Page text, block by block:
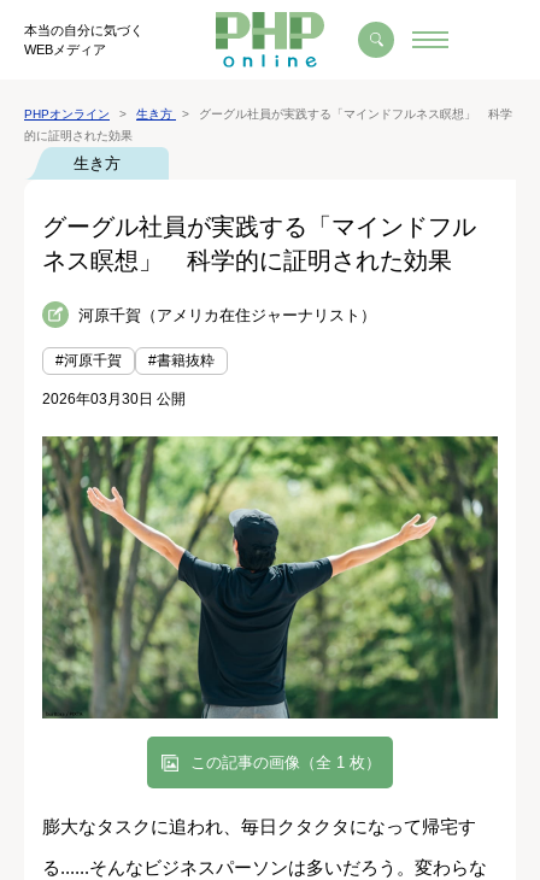
本当の自分に気づく
WEBメディア
PHPオンライン 生き方
グーグル社員が実践する「マインドフルネス瞑想」 科学
的に証明された効果
生き方
グーグル社員が実践する「マインドフル
ネス瞑想」 科学的に証明された効果
河原千賀（アメリカ在住ジャーナリスト）
#河原千賀 #書籍抜粋
2026年03月30日 公開
この記事の画像（全 1 枚）
膨大なタスクに追われ、毎日クタクタになって帰宅す
る......そんなビジネスパーソンは多いだろう。変わらな